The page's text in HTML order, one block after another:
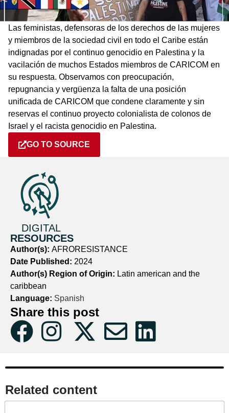
Las feministas, defensoras de los derechos de las mujeres
y miembros de la sociedad civil en todo el Caribe están
indignadas por el continuo genocidio en Palestina y la
vacilación de muchos Estados miembros de CARICOM en
su respuesta. Observamos con preocupación,
repugnancia y vergüenza la falta de una posición
unificada de CARICOM que condene claramente y sin
reservas el continuo proyecto colonialista de colonos de
Israel y el racista genocidio en Palestina.
GO TO SOURCE
DIGITAL
RESOURCES
Author(s): AFRORESISTANCE
Date Published: 2024
Author(s) Region of Origin: Latin american and the
caribbean
Language: Spanish
Share this post
Related content​